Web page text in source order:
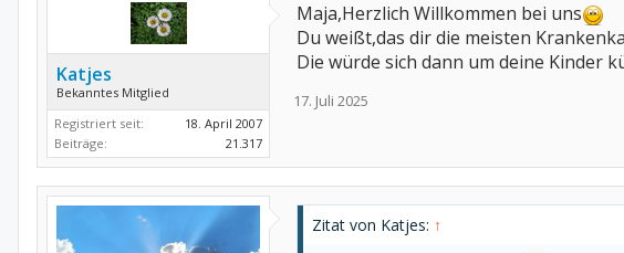
Katjes
Bekanntes Mitglied
Registriert seit:
18. April 2007
Beiträge:
21.317
Maja,Herzlich Willkommen bei uns
Du weißt,das dir die meisten
Die würde sich dann um deine Kinder
17. Juli 2025
Zitat von Katjes: ↑